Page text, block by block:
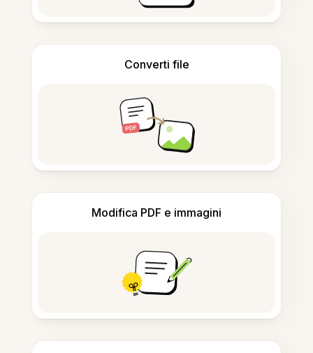
Converti file
Modifica PDF e immagini